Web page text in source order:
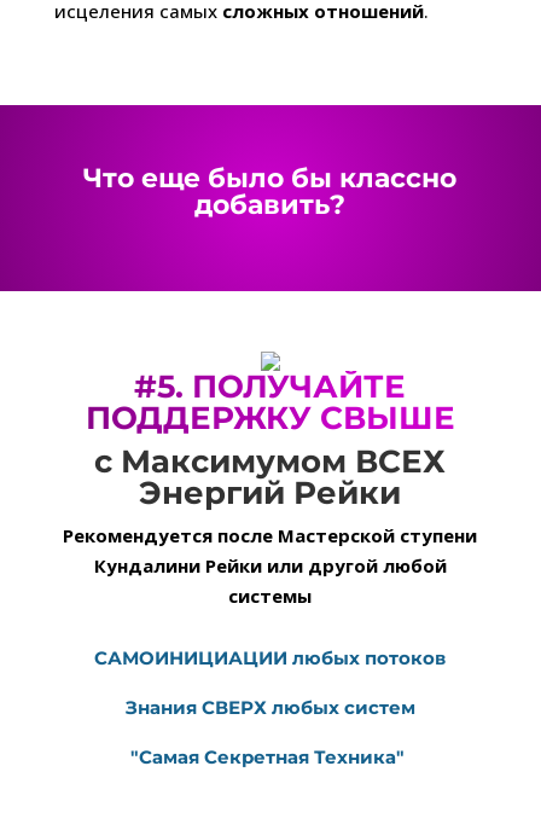
исцеления самых сложных отношений.
Что еще было бы классно
добавить?
#5. ПОЛУЧАЙТЕ
ПОДДЕРЖКУ СВЫШЕ
с Максимумом ВСЕХ
Энергий Рейки
Рекомендуется после Мастерской ступени
Кундалини Рейки или другой любой
системы
САМОИНИЦИАЦИИ любых потоков
Знания СВЕРХ любых систем
"Самая Секретная Техника"